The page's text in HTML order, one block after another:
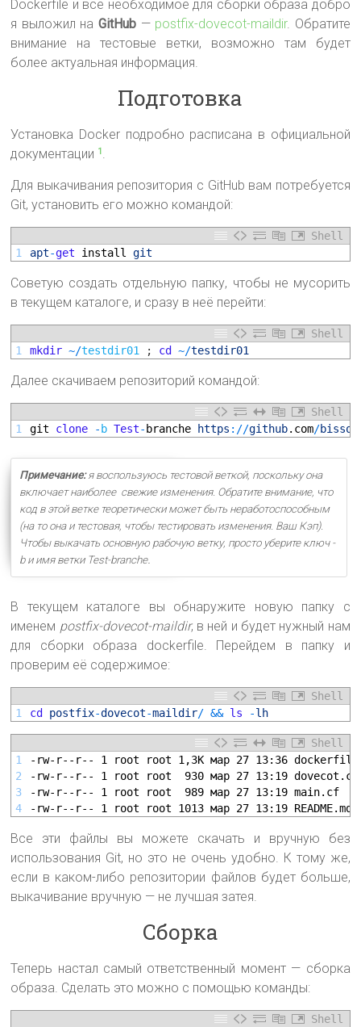
Dockerfile и все необходимое для сборки образа добро
я выложил на GitHub — postfix-dovecot-maildir. Обратите
внимание на тестовые ветки, возможно там будет
более актуальная информация.
Подготовка
Установка Docker подробно расписана в официальной
документации 1 .
Для выкачивания репозитория с GitHub вам потребуется
Git, установить его можно командой:
Shell
1
apt-get install git
Советую создать отдельную папку, чтобы не мусорить
в текущем каталоге, и сразу в неё перейти:
Shell
1
mkdir ~/testdir01 ; cd ~/testdir01
Далее скачиваем репозиторий командой:
Shell
1
git clone - b Test- branche https : //github.com/
Примечание:я воспользуюсь тестовой веткой, поскольку она
включает наиболее свежие изменения. Обратите внимание, что
код в этой ветке теоретически может быть неработоспособным
(на то она и тестовая, чтобы тестировать изменения. Ваш Кэп).
Чтобы выкачать основную рабочую ветку, просто уберите ключ -
b и имя ветки Test-branche.
В текущем каталоге вы обнаружите новую папку с
именем postfix-dovecot-maildir, в ней и будет нужный нам
для сборки образа dockerfile. Перейдем в папку и
проверим её содержимое:
Shell
1
cd postfix-dovecot-maildir/ && ls -lh
Shell
1
2
3
4
-rw-r--r-- 1 root root 1,3K мар 27 13:36 dockerfile
-rw-r--r-- 1 root root  930 мар 27 13:19
-rw-r--r-- 1 root root  989 мар 27 13:19 main.cf
-rw-r--r-- 1 root root 1013 мар 27 13:19 README.md
Все эти файлы вы можете скачать и вручную без
использования Git, но это не очень удобно. К тому же,
если в каком-либо репозитории файлов будет больше,
выкачивание вручную — не лучшая затея.
Сборка
Теперь настал самый ответственный момент — сборка
образа. Сделать это можно с помощью команды:
Shell